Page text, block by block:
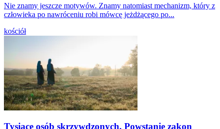
Nie znamy jeszcze motywów. Znamy natomiast mechanizm, który z
człowieka po nawróceniu robi mówcę jeżdżącego po...
kościół
Tysiące osób skrzywdzonych. Powstanie zakon